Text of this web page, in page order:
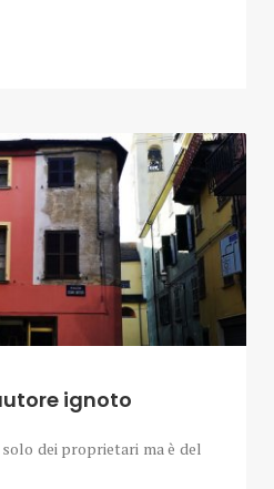
ignoto
dei proprietari ma è del